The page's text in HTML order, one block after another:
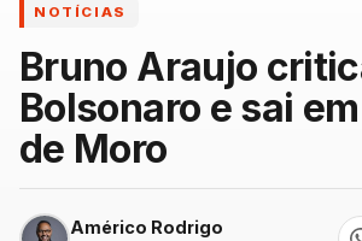
NOTÍCIAS
Bruno Araujo
Bolsonaro e sai
de Moro
Américo Rodrigo